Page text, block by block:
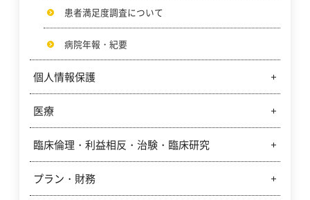
患者満足度調査について
病院年報・紀要
個人情報保護
個人情報の取扱いに関する指針
個人情報利用目的
医療
クリニカルパスの紹介
輸血に関する当院の立場
臨床倫理・利益相反・治験・臨床研究
臨床倫理
プラン・財務